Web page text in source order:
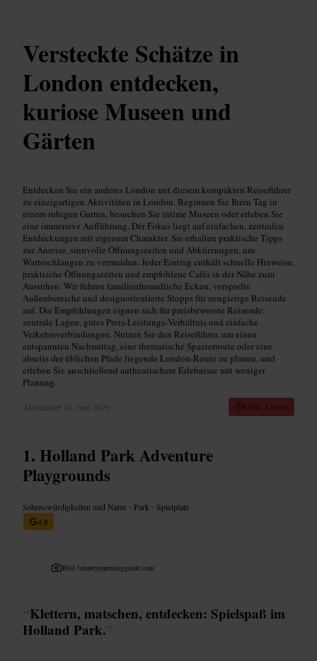
Versteckte Schätze in
London entdecken,
kuriose Museen und
Gärten
Entdecken Sie ein anderes London mit diesem kompakten Reiseführer
zu einzigartigen Aktivitäten in London. Beginnen Sie Ihren Tag in
einem ruhigen Garten, besuchen Sie intime Museen oder erleben Sie
eine immersive Aufführung. Der Fokus liegt auf einfachen, zentralen
Entdeckungen mit eigenem Charakter. Sie erhalten praktische Tipps
zur Anreise, sinnvolle Öffnungszeiten und Abkürzungen, um
Warteschlangen zu vermeiden. Jeder Eintrag enthält schnelle Hinweise,
praktische Öffnungszeiten und empfohlene Cafés in der Nähe zum
Ausruhen. Wir führen familienfreundliche Ecken, verspielte
Außenbereiche und designorientierte Stopps für neugierige Reisende
auf. Die Empfehlungen eignen sich für preisbewusste Reisende:
zentrale Lagen, gutes Preis‑Leistungs‑Verhältnis und einfache
Verkehrsverbindungen. Nutzen Sie den Reiseführer, um einen
entspannten Nachmittag, eine thematische Spazierroute oder eine
abseits der üblichen Pfade liegende London‑Route zu planen, und
erleben Sie anschließend authentischere Erlebnisse mit weniger
Planung.
Aktualisiert 10. Juni 2026 8 Min. Lesezeit
Holland Park Adventure
Playgrounds
Sehenswürdigkeiten und Natur • Park • Spielplatz
4,8
Bild /smartyparentingguide.com
“Klettern, matschen, entdecken: Spielspaß im
Holland Park.”